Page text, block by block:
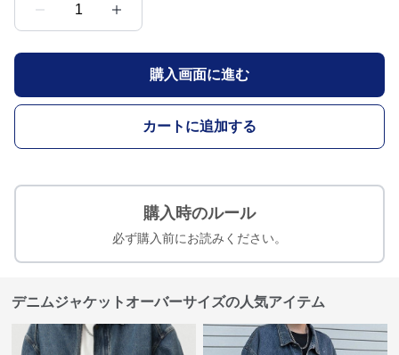
1
購入画面に進む
カートに追加する
購入時のルール
必ず購入前にお読みください。
デニムジャケットオーバーサイズの人気アイテム